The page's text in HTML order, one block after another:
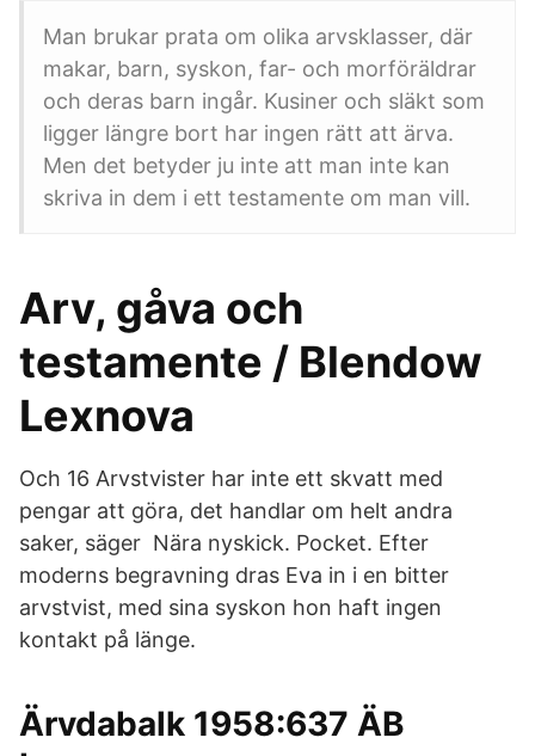
Man brukar prata om olika arvsklasser, där
makar, barn, syskon, far- och morföräldrar
och deras barn ingår. Kusiner och släkt som
ligger längre bort har ingen rätt att ärva.
Men det betyder ju inte att man inte kan
skriva in dem i ett testamente om man vill.
Arv, gåva och
testamente / Blendow
Lexnova
Och 16 Arvstvister har inte ett skvatt med
pengar att göra, det handlar om helt andra
saker, säger Nära nyskick. Pocket. Efter
moderns begravning dras Eva in i en bitter
arvstvist, med sina syskon hon haft ingen
kontakt på länge.
Ärvdabalk 1958:637 ÄB